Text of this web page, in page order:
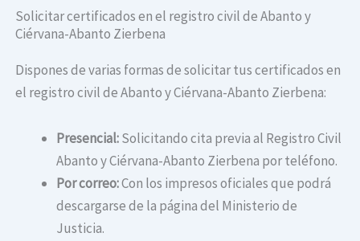
Solicitar certificados en el registro civil de Abanto y
Ciérvana-Abanto Zierbena
Dispones de varias formas de solicitar tus certificados en
el registro civil de Abanto y Ciérvana-Abanto Zierbena:
Presencial:Solicitando cita previa al Registro Civil
Abanto y Ciérvana-Abanto Zierbena por teléfono.
Por correo:Con los impresos oficiales que podrá
descargarse de la página del Ministerio de
Justicia.